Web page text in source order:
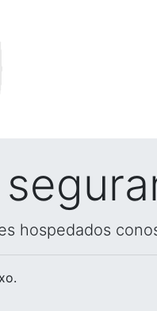
hospedados